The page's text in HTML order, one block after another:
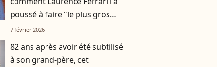
poussé à faire "le plus gros
emprunt de sa vie"
7 février 2026
82 ans après avoir été subtilisé
à son grand-père, cet